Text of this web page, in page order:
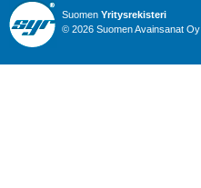
Suomen Yritysrekisteri
© 2026 Suomen Avainsanat Oy